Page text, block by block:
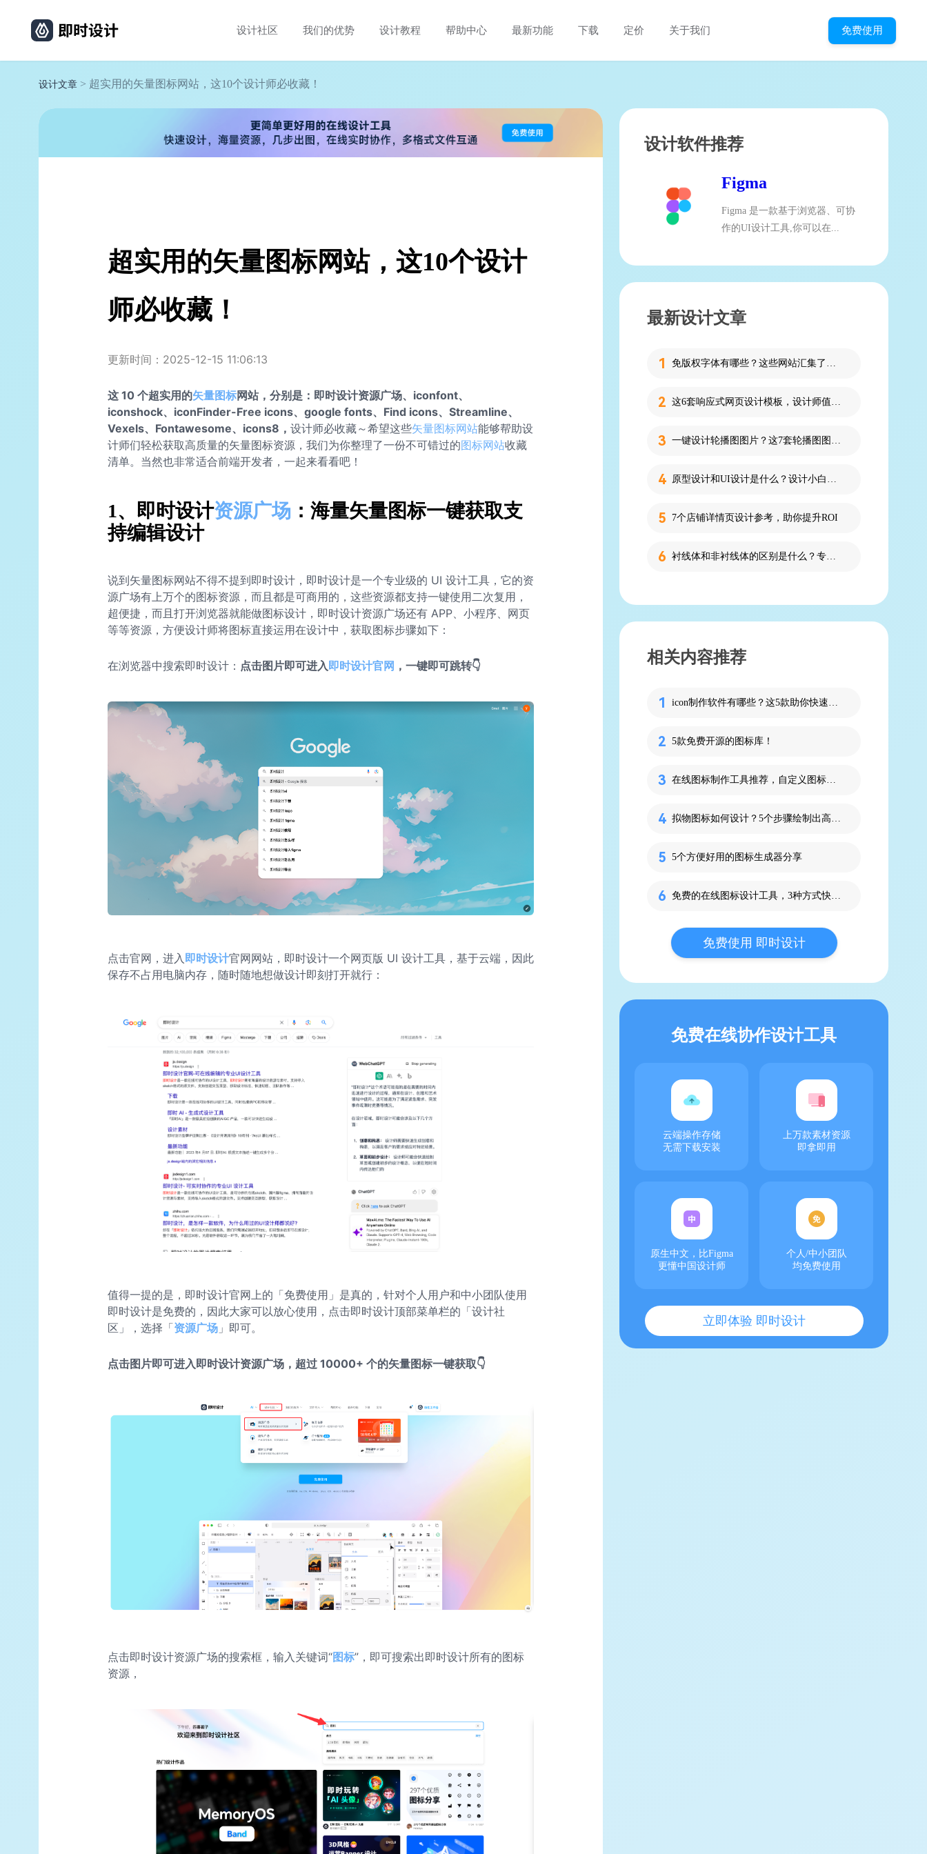
设计社区 我们的优势 设计教程 帮助中心 最新功能 下载 定价 关于我们 免费使用
设计文章 > 超实用的矢量图标网站，这10个设计师必收藏！
超实用的矢量图标网站，这10个设计
师必收藏！
更新时间：2025-12-15 11:06:13
这 10 个超实用的矢量图标网站，分别是：即时设计资源广场、iconfont、
iconshock、iconFinder-Free icons、google fonts、Find icons、Streamline、
Vexels、Fontawesome、icons8， 设计师必收藏～希望这些矢量图标网站能够帮助设
计师们轻松获取高质量的矢量图标资源，我们为你整理了一份不可错过的图标网站收藏
清单。当然也非常适合前端开发者，一起来看看吧！
1、即时设计资源广场 ：海量矢量图标一键获取支
持编辑设计
说到矢量图标网站不得不提到即时设计，即时设计是一个专业级的 UI 设计工具，它的资
源广场有上万个的图标资源，而且都是可商用的，这些资源都支持一键使用二次复用，
超便捷，而且打开浏览器就能做图标设计，即时设计资源广场还有 APP、小程序、网页
等等资源，方便设计师将图标直接运用在设计中，获取图标步骤如下：
在浏览器中搜索即时设计： 点击图片即可进入即时设计官网 ，一键即可跳转👇
点击官网，进入即时设计官网网站，即时设计一个网页版 UI 设计工具，基于云端，因此
保存不占用电脑内存，随时随地想做设计即刻打开就行：
值得一提的是，即时设计官网上的「免费使用」是真的，针对个人用户和中小团队使用
即时设计是免费的，因此大家可以放心使用，点击即时设计顶部菜单栏的「设计社
区」，选择「资源广场 」即可。
点击图片即可进入即时设计资源广场，超过 10000+ 个的矢量图标一键获取👇
点击即时设计资源广场的搜索框，输入关键词“图标”，即可搜索出即时设计所有的图标
资源，
设计软件推荐
Figma
Figma 是一款基于浏览器、可协
作的UI设计工具,你可以在...
最新设计文章
免版权字体有哪些？这些网站汇集了近百款免版权字体！
这6套响应式网页设计模板，设计师值得收藏！
一键设计轮播图图片？这7套轮播图图片资源快收藏！
原型设计和UI设计是什么？设计小白必看的科普！
7个店铺详情页设计参考，助你提升ROI
衬线体和非衬线体的区别是什么？专为设计新人解答！
相关内容推荐
icon制作软件有哪些？这5款助你快速上手
5款免费开源的图标库！
在线图标制作工具推荐，自定义图标更简单！
拟物图标如何设计？5个步骤绘制出高保真3D拟物图标！
5个方便好用的图标生成器分享
免费的在线图标设计工具，3种方式快速搞定图标！
免费使用 即时设计
免费在线协作设计工具
云端操作存储
无需下载安装
上万款素材资源
即拿即用
原生中文，比Figma
更懂中国设计师
个人/中小团队
均免费使用
立即体验 即时设计